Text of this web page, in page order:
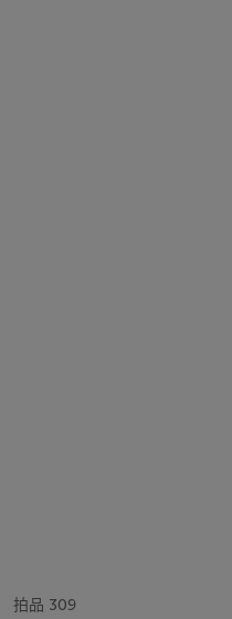
拍品 309